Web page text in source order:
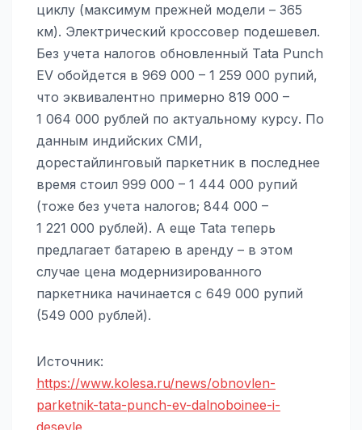
циклу (максимум прежней модели – 365
км). Электрический кроссовер подешевел.
Без учета налогов обновленный Tata Punch
EV обойдется в 969 000 – 1 259 000 рупий,
что эквивалентно примерно 819 000 –
1 064 000 рублей по актуальному курсу. По
данным индийских СМИ,
дорестайлинговый паркетник в последнее
время стоил 999 000 – 1 444 000 рупий
(тоже без учета налогов; 844 000 –
1 221 000 рублей). А еще Tata теперь
предлагает батарею в аренду – в этом
случае цена модернизированного
паркетника начинается с 649 000 рупий
(549 000 рублей).
Источник:
https://www.kolesa.ru/news/obnovlen-
parketnik-tata-punch-ev-dalnoboinee-i-
desevle